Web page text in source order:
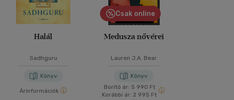
Halál
Sadhguru
Könyv
Árinformációk
Csak online
Medusza nővérei
Lauren J.A. Bear
Könyv
Borító ár: 5 990 Ft
Korábbi ár: 2 995 Ft